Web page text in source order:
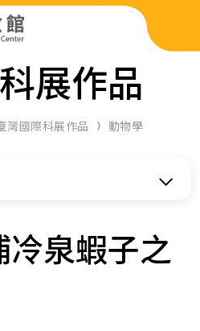
展作品
灣國際科展作品 動物學
冷泉蝦子之